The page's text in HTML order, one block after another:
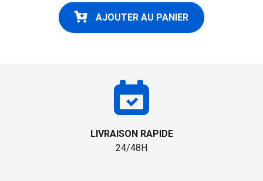
AJOUTER AU PANIER
LIVRAISON RAPIDE
24/48H